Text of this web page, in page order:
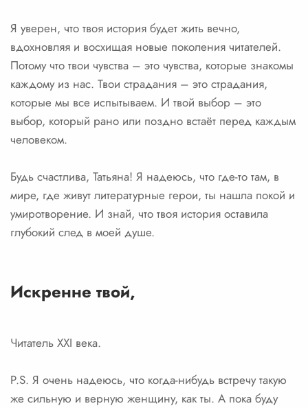
Я уверен, что твоя история будет жить вечно,
вдохновляя и восхищая новые поколения читателей.
Потому что твои чувства – это чувства, которые знакомы
каждому из нас. Твои страдания – это страдания,
которые мы все испытываем. И твой выбор – это
выбор, который рано или поздно встаёт перед каждым
человеком.
Будь счастлива, Татьяна! Я надеюсь, что где-то там, в
мире, где живут литературные герои, ты нашла покой и
умиротворение. И знай, что твоя история оставила
глубокий след в моей душе.
Искренне твой,
Читатель XXI века.
P.S. Я очень надеюсь, что когда-нибудь встречу такую
же сильную и верную женщину, как ты. А пока буду